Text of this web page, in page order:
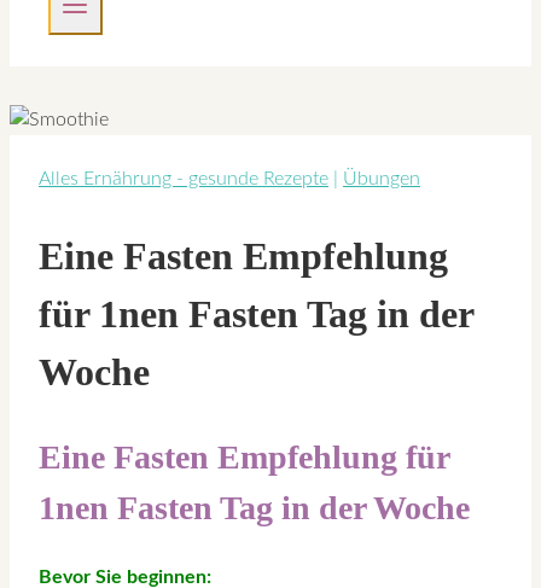
Alles Ernährung - gesunde Rezepte Übungen
Eine Fasten Empfehlung
für 1nen Fasten Tag in der
Woche
Eine Fasten Empfehlung für
1nen Fasten Tag in der Woche
Bevor Sie beginnen: